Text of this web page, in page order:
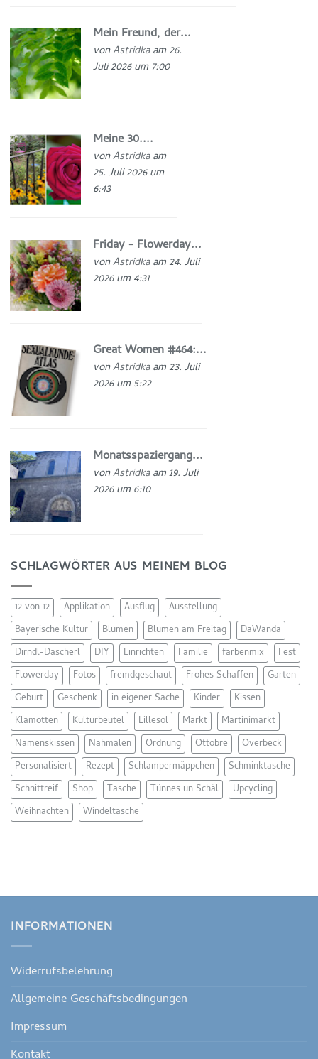
Mein Freund, der...
vonAstridkaam 26.
Juli 2026 um 7:00
Meine 30....
vonAstridkaam
25. Juli 2026 um
6:43
Friday - Flowerday...
vonAstridkaam 24. Juli
2026 um 4:31
Great Women #464:...
vonAstridkaam 23. Juli
2026 um 5:22
Monatsspaziergang...
vonAstridkaam 19. Juli
2026 um 6:10
SCHLAGWÖRTER AUS MEINEM BLOG
12 von 12 Applikation Ausflug
Ausstellung
Bayerische Kultur
Blumen Blumen am Freitag
DaWanda
Dirndl-Dascherl
DIY Einrichten Familie farbenmix
Fest
Flowerday
Fotos fremdgeschaut Frohes Schaffen
Garten
Geburt
Geschenk in eigener Sache Kinder
Kissen
Klamotten
Kulturbeutel Lillesol Markt
Martinimarkt
Namenskissen
Nähmalen Ordnung Ottobre
Overbeck
Personalisiert
Rezept Schlampermäppchen
Schminktasche
Schnittreif
Shop Tasche Tünnes un Schäl
Upcycling
Weihnachten
Windeltasche
INFORMATIONEN
Widerrufsbelehrung
Allgemeine Geschäftsbedingungen
Impressum
Kontakt